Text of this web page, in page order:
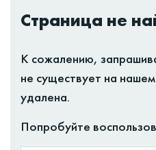
Страница не
К сожалению,
не существует на
удалена.
Попробуйте